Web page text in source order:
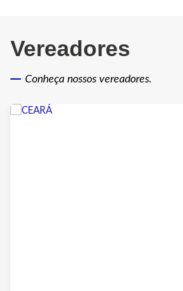
Vereadores
Conheça nossos vereadores.